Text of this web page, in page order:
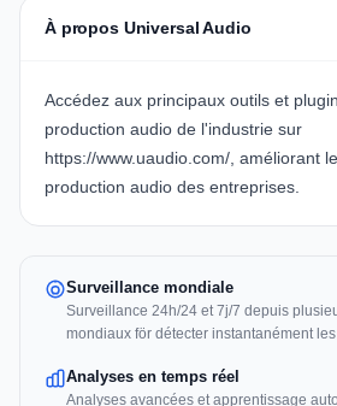
À propos Universal Audio
Accédez aux principaux outils et
production audio de l'industrie sur
https://www.uaudio.com/, améliorant
production audio des entreprises.
Surveillance mondiale
Surveillance 24h/24 et 7j/7 depuis
mondiaux för détecter instantanément
Analyses en temps réel
Analyses avancées et apprentissage